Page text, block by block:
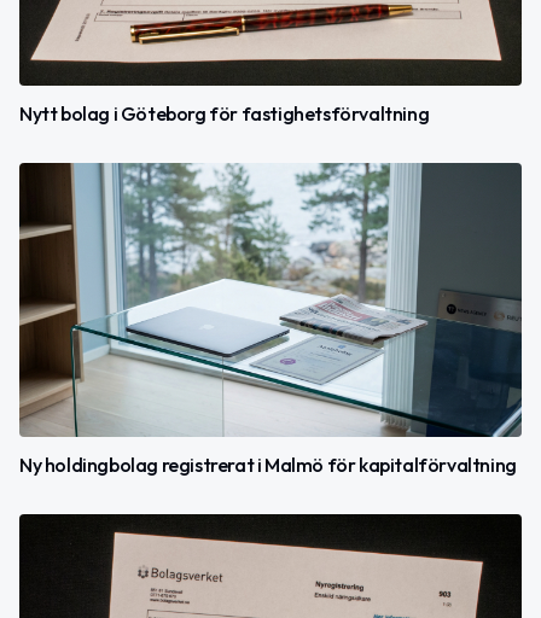
Nytt bolag i Göteborg för fastighetsförvaltning
Ny holdingbolag registrerat i Malmö för kapitalförvaltning